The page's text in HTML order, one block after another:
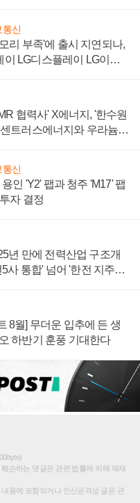
통신
리 부족'에 출시 지연되나,
이 LG디스플레이 LG이노
협력사' X에너지, '한수원
트러스에너지와 우라늄
통신
인 'Y2' 팹과 청주 'M17' 팹
자 결정
년 만에 전력산업 구조개
사 통합' 넘어 '한전 지주사'
8월] 무더운 입추에 든 생
하반기 훈풍 기대한다
손하는 댓글은 관련 법률에 의해 제재
용에 포함되거나 인신공격성 글은 관